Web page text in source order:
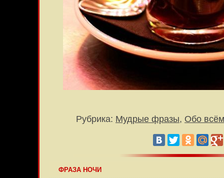
Рубрика: Мудрые фразы, Обо всём
ФРАЗА НОЧИ